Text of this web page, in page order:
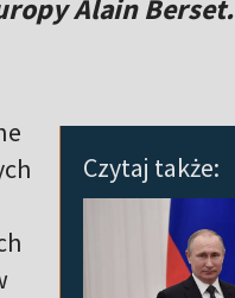
Alain Berset.
Czytaj także: